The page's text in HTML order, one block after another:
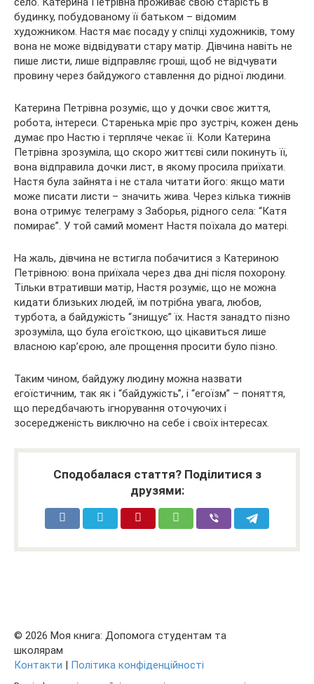
будинку, побудованому її батьком – відомим
художником. Настя має посаду у спілці художників, тому
вона не може відвідувати стару матір. Дівчина навіть не
пише листи, лише відправляє гроші, щоб не відчувати
провину через байдужого ставлення до рідної людини.
Катерина Петрівна розуміє, що у дочки своє життя,
робота, інтереси. Старенька мріє про зустріч, кожен день
думає про Настю і терпляче чекає її. Коли Катерина
Петрівна зрозуміла, що скоро життєві сили покинуть її,
вона відправила дочки лист, в якому просила приїхати.
Настя була зайнята і не стала читати його: якщо мати
може писати листи – значить жива. Через кілька тижнів
вона отримує телеграму з Заборья, рідного села: “Катя
помирає”. У той самий момент Настя поїхала до матері.
На жаль, дівчина не встигла побачитися з Катериною
Петрівною: вона приїхала через два дні після похорону.
Тільки втративши матір, Настя розуміє, що не можна
кидати близьких людей, їм потрібна увага, любов,
турбота, а байдужість “знищує” їх. Настя занадто пізно
зрозуміла, що була егоїсткою, що цікавиться лише
власною кар’єрою, але прощення просити було пізно.
Таким чином, байдужу людину можна назвати
егоїстичним, так як і “байдужість”, і “егоїзм” – поняття,
що передбачають ігнорування оточуючих і
зосередженість виключно на себе і своїх інтересах.
Сподобалася стаття? Поділитися з
друзями:
© 2026 Моя книга: Допомога студентам та
школярам
Контакти | Політика конфіденційності